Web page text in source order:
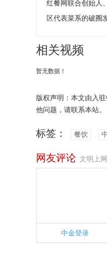
红餐网联合创始人
区代表菜系的破圈
相关视频
暂无数据！
版权声明：本文由入
他问题，请联系本站。
标签： 餐饮
网友评论 文明上
中金登录